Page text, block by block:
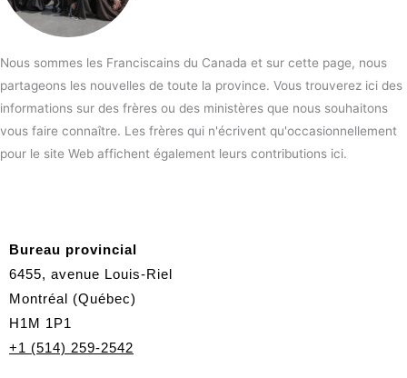
Nous sommes les Franciscains du Canada et sur cette page, nous
partageons les nouvelles de toute la province. Vous trouverez ici des
informations sur des frères ou des ministères que nous souhaitons
vous faire connaître. Les frères qui n'écrivent qu'occasionnellement
pour le site Web affichent également leurs contributions ici.
Bureau provincial
6455, avenue Louis-Riel
Montréal (Québec)
H1M 1P1
+1 (514) 259-2542